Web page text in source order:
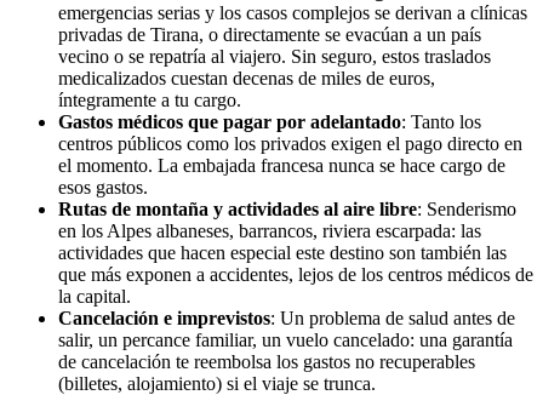
emergencias serias y los casos complejos se derivan a clínicas
privadas de Tirana, o directamente se evacúan a un país
vecino o se repatría al viajero. Sin seguro, estos traslados
medicalizados cuestan decenas de miles de euros,
íntegramente a tu cargo.
Gastos médicos que pagar por adelantado: Tanto los
centros públicos como los privados exigen el pago directo en
el momento. La embajada francesa nunca se hace cargo de
esos gastos.
Rutas de montaña y actividades al aire libre: Senderismo
en los Alpes albaneses, barrancos, riviera escarpada: las
actividades que hacen especial este destino son también las
que más exponen a accidentes, lejos de los centros médicos de
la capital.
Cancelación e imprevistos: Un problema de salud antes de
salir, un percance familiar, un vuelo cancelado: una garantía
de cancelación te reembolsa los gastos no recuperables
(billetes, alojamiento) si el viaje se trunca.